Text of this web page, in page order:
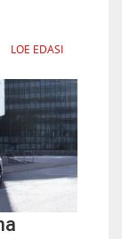
LOE EDASI